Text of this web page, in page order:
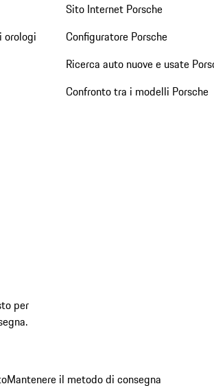
orologi
Sito Internet Porsche
Configuratore Porsche
Ricerca auto nuove e usate
Confronto tra i modelli Porsche
per
Mantenere il metodo di consegna